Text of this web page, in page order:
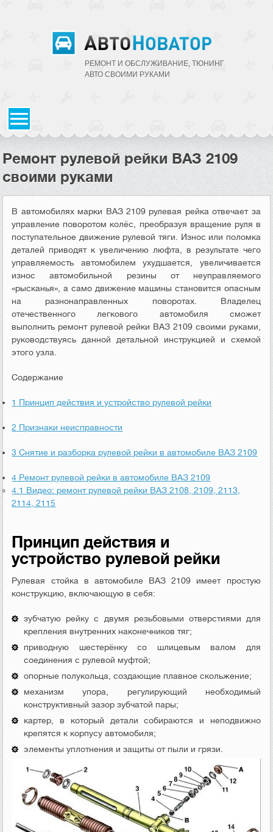
РЕМОНТ И ОБСЛУЖИВАНИЕ, ТЮНИНГ
АВТО CВОИМИ РУКАМИ
Ремонт рулевой рейки ВАЗ 2109
своими руками
В автомобилях марки ВАЗ 2109 рулевая рейка отвечает за
управление поворотом колёс, преобразуя вращение руля в
поступательное движение рулевой тяги. Износ или поломка
деталей приводят к увеличению люфта, в результате чего
управляемость автомобилем ухудшается, увеличивается
износ автомобильной резины от неуправляемого
«рысканья», а само движение машины становится опасным
на разнонаправленных поворотах. Владелец
отечественного легкового автомобиля сможет
выполнить ремонт рулевой рейки ВАЗ 2109 своими руками,
руководствуясь данной детальной инструкцией и схемой
этого узла.
Содержание
1 Принцип действия и устройство рулевой рейки
2 Признаки неисправности
3 Снятие и разборка рулевой рейки в автомобиле ВАЗ 2109
4 Ремонт рулевой рейки в автомобиле ВАЗ 2109
4.1 Видео: ремонт рулевой рейки ВАЗ 2108, 2109, 2113,
2114, 2115
Принцип действия и
устройство рулевой рейки
Рулевая стойка в автомобиле ВАЗ 2109 имеет простую
конструкцию, включающую в себя:
зубчатую рейку с двумя резьбовыми отверстиями для
крепления внутренних наконечников тяг;
приводную шестерёнку со шлицевым валом для
соединения с рулевой муфтой;
опорные полукольца, создающие плавное скольжение;
механизм упора, регулирующий необходимый
конструктивный зазор зубчатой пары;
картер, в который детали собираются и неподвижно
крепятся к корпусу автомобиля;
элементы уплотнения и защиты от пыли и грязи.